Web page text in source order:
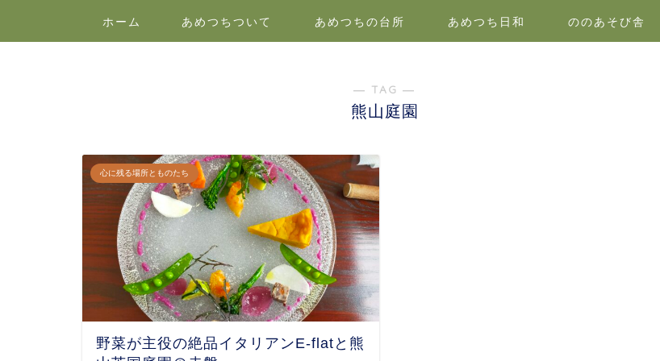
ホーム あめつちついて あめつちの台所 あめつち日和 ののあそび舎
― TAG ―
熊山庭園
心に残る場所とものたち
野菜が主役の絶品イタリアンE-flatと熊